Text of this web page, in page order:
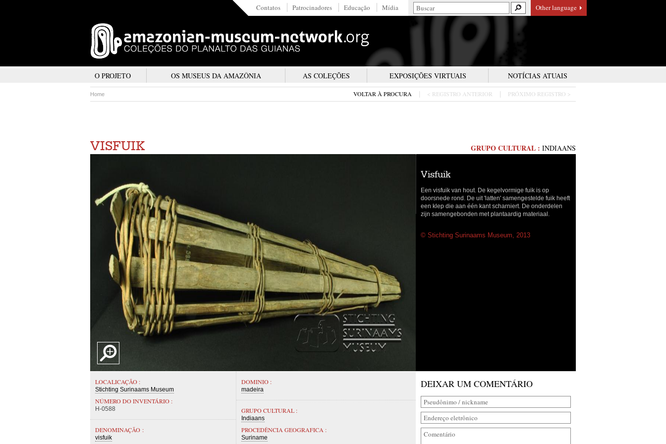
Contatos Patrocinadores Educação Mídia Other language
O PROJETO OS MUSEUS DA AMAZÔNIA AS COLEÇÕES EXPOSIÇÕES VIRTUAIS NOTÍCIAS ATUAIS
VOLTAR À PROCURA < REGISTRO ANTERIOR PRÓXIMO REGISTRO >
Home
VISFUIK GRUPO CULTURAL : INDIAANS
visfuik
Een visfuik van hout. De kegelvormige fuik is op
doorsnede rond. De uit 'latten' samengestelde fuik heeft
een klep die aan één kant scharniert. De onderdelen
zijn samengebonden met plantaardig materiaal.
© Stichting Surinaams Museum, 2013
LOCALICAÇÃO :
Stichting Surinaams Museum
NÚMERO DO INVENTÁRIO :
H-0588
DENOMINAÇÃO :
visfuik
DOMINIO :
madeira
GRUPO CULTURAL :
Indiaans
PROCEDÊNCIA GEOGRAFICA :
Suriname
DEIXAR UM COMENTÁRIO